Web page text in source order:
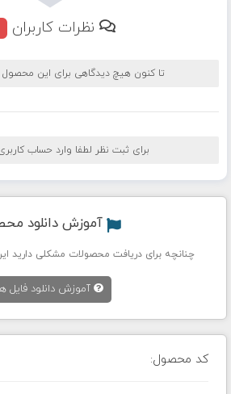
نظرات کاربران
تا کنون هیچ دیدگاهی برای این
برای ثبت نظر لطفا وارد حساب
آموزش دانلود
چنانچه برای دریافت محصولات مشکلی دارید
آموزش دانلود فایل
کد محصول: